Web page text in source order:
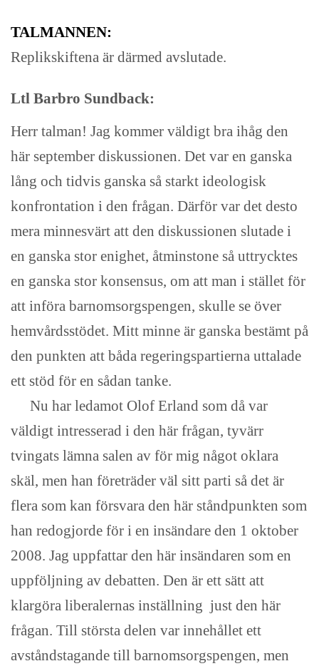
TALMANNEN:
Replikskiftena är därmed avslutade.
Ltl Barbro Sundback:
Herr talman! Jag kommer väldigt bra ihåg den
här september diskussionen. Det var en ganska
lång och tidvis ganska så starkt ideologisk
konfrontation i den frågan. Därför var det desto
mera minnesvärt att den diskussionen slutade i
en ganska stor enighet, åtminstone så uttrycktes
en ganska stor konsensus, om att man i stället för
att införa barnomsorgspengen, skulle se över
hemvårdsstödet. Mitt minne är ganska bestämt på
den punkten att båda regeringspartierna uttalade
ett stöd för en sådan tanke.
Nu har ledamot Olof Erland som då var
väldigt intresserad i den här frågan, tyvärr
tvingats lämna salen av för mig något oklara
skäl, men han företräder väl sitt parti så det är
flera som kan försvara den här ståndpunkten som
han redogjorde för i en insändare den 1 oktober
2008. Jag uppfattar den här insändaren som en
uppföljning av debatten. Den är ett sätt att
klargöra liberalernas inställning just den här
frågan. Till största delen var innehållet ett
avståndstagande till barnomsorgspengen, men